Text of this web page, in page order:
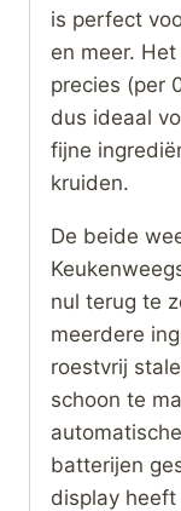
is perfect
en meer.
precies (per
dus ideaal
fijne
kruiden.
De beide
nul terug te
meerdere
roestvrij
schoon te
batterijen
display